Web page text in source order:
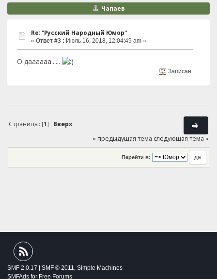
Чапаев
Re: "Русский Народный Юмор"
« Ответ #3 : Июль 16, 2018, 12:04:49 am »
О даааааа......
Записан
Страницы: [1] Вверх
« предыдущая тема следующая тема »
Перейти в:
SMF 2.0.17 | SMF © 2011
Simple Machines
SMFAds for Free Forums